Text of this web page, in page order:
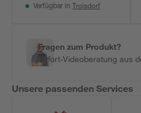
Verfügbar in Troisdorf
Fragen zum Produkt?
Sofort-Videoberatung aus
Unsere passenden Services